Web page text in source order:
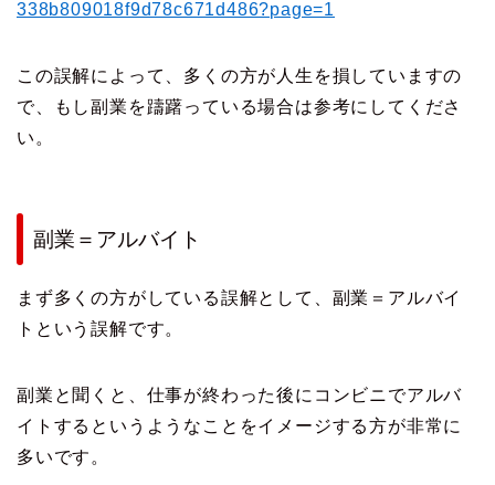
338b809018f9d78c671d486?page=1
この誤解によって、多くの方が人生を損していますの
で、もし副業を躊躇っている場合は参考にしてくださ
い。
副業＝アルバイト
まず多くの方がしている誤解として、副業＝アルバイ
トという誤解です。
副業と聞くと、仕事が終わった後にコンビニでアルバ
イトするというようなことをイメージする方が非常に
多いです。